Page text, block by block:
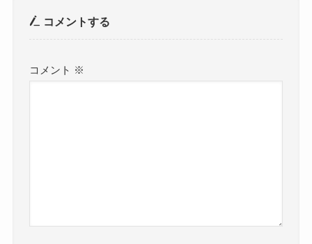
コメントする
コメント ※